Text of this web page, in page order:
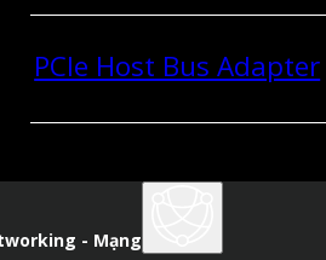
PCIe Host Bus Adapter
- Mạng